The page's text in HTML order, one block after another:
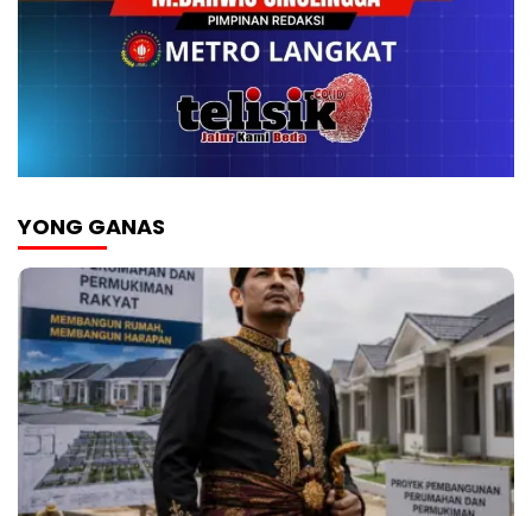
YONG GANAS